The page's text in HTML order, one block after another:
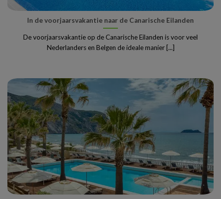
In de voorjaarsvakantie naar de Canarische Eilanden
De voorjaarsvakantie op de Canarische Eilanden is voor veel
Nederlanders en Belgen de ideale manier [...]